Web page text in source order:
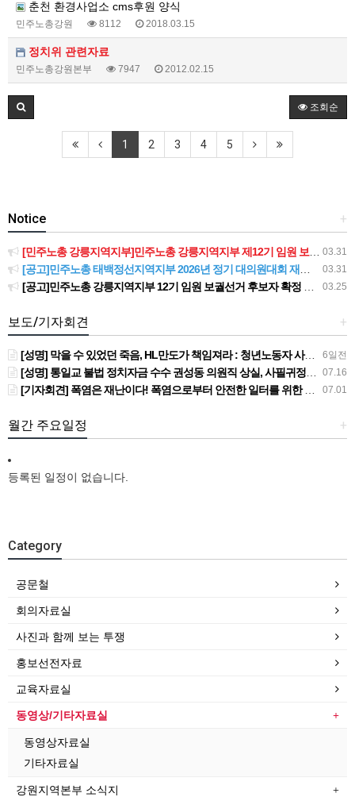
춘천 환경사업소 cms후원 양식
민주노총강원 8112 2018.03.15
정치위 관련자료
민주노총강원본부 7947 2012.02.15
조회순
1 2 3 4 5
+
Notice
03.31
[민주노총 강릉지역지부]민주노총 강릉지역지부 제12기 임원 보궐선거결과 공고
03.31
[공고]민주노총 태백정선지역지부 2026년 정기 대의원대회 재소집 건
03.25
[공고]민주노총 강릉지역지부 12기 임원 보궐선거 후보자 확정 공고
+
보도/기자회견
6일전
[성명] 막을 수 있었던 죽음, HL만도가 책임져라 : 청년노동자 사망사고의 철저한 진상규명과 재발방지 대책 마련하라
07.16
[성명] 통일교 불법 정치자금 수수 권성동 의원직 상실, 사필귀정이다
07.01
[기자회견] 폭염은 재난이다! 폭염으로부터 안전한 일터를 위한 민주노총 강원지역본부 폭염감시단 선포 기자회견
+
월간 주요일정
등록된 일정이 없습니다.
Category
공문철
회의자료실
사진과 함께 보는 투쟁
홍보선전자료
교육자료실
동영상/기타자료실
동영상자료실
기타자료실
강원지역본부 소식지